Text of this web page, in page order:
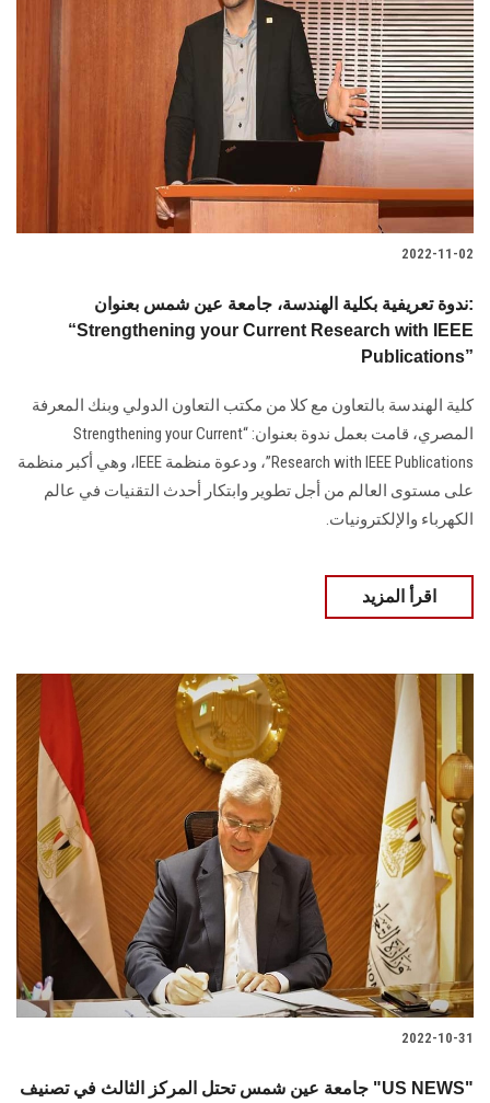
2022-11-02
ندوة تعريفية بكلية الهندسة، جامعة عين شمس بعنوان:
“Strengthening your Current Research with IEEE
Publications”
كلية الهندسة بالتعاون مع كلا من مكتب التعاون الدولي وبنك المعرفة
المصري، قامت بعمل ندوة بعنوان: “Strengthening your Current
Research with IEEE Publications”، ودعوة منظمة IEEE، وهي أكبر منظمة
على مستوى العالم من أجل تطوير وابتكار أحدث التقنيات في عالم
الكهرباء والإلكترونيات.
اقرأ المزيد
2022-10-31
جامعة عين شمس تحتل المركز الثالث في تصنيف "US NEWS"